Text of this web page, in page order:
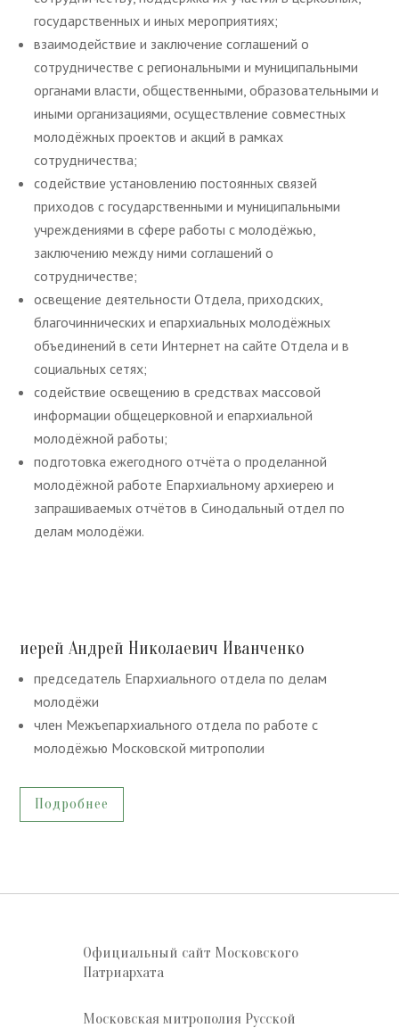
государственных и иных мероприятиях;
взаимодействие и заключение соглашений о
сотрудничестве с региональными и муниципальными
органами власти, общественными, образовательными и
иными организациями, осуществление совместных
молодёжных проектов и акций в рамках
сотрудничества;
содействие установлению постоянных связей
приходов с государственными и муниципальными
учреждениями в сфере работы с молодёжью,
заключению между ними соглашений о
сотрудничестве;
освещение деятельности Отдела, приходских,
благочиннических и епархиальных молодёжных
объединений в сети Интернет на сайте Отдела и в
социальных сетях;
содействие освещению в средствах массовой
информации общецерковной и епархиальной
молодёжной работы;
подготовка ежегодного отчёта о проделанной
молодёжной работе Епархиальному архиерею и
запрашиваемых отчётов в Синодальный отдел по
делам молодёжи.
иерей Андрей Николаевич Иванченко
председатель Епархиального отдела по делам
молодёжи
член Межъепархиального отдела по работе с
молодёжью Московской митрополии
Подробнее
Официальный сайт Московского
Патриархата
Московская митрополия Русской